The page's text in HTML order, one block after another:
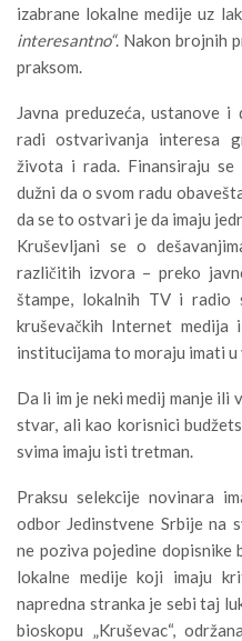
izabrane lokalne medije uz
interesantno“. Nakon brojnih
praksom.
Javna preduzeća, ustanove
radi ostvarivanja interesa
života i rada. Finansiraju
dužni da o svom radu
da se to ostvari je da imaju
Kruševljani se o
različitih izvora – preko
štampe, lokalnih TV i radio
kruševačkih Internet medija
institucijama to moraju imati u
Da li im je neki medij manje ili
stvar, ali kao korisnici
svima imaju isti tretman.
Praksu selekcije novinara
odbor Jedinstvene Srbije na
ne poziva pojedine dopisnike
lokalne medije koji imaju
napredna stranka je sebi taj
bioskopu „Kruševac“,